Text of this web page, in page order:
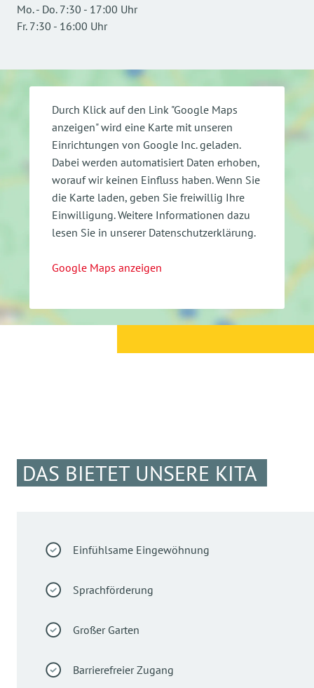
Mo.- Do. 7:30 - 17:00 Uhr
Fr. 7:30 - 16:00 Uhr
Durch Klick auf den Link "Google Maps
anzeigen" wird eine Karte mit unseren
Einrichtungen von Google Inc. geladen.
Dabei werden automatisiert Daten erhoben,
worauf wir keinen Einfluss haben. Wenn Sie
die Karte laden, geben Sie freiwillig Ihre
Einwilligung. Weitere Informationen dazu
lesen Sie in unserer Datenschutzerklärung.
Google Maps anzeigen
DAS BIETET UNSERE KITA
Einfühlsame Eingewöhnung
Sprachförderung
Großer Garten
Barrierefreier Zugang